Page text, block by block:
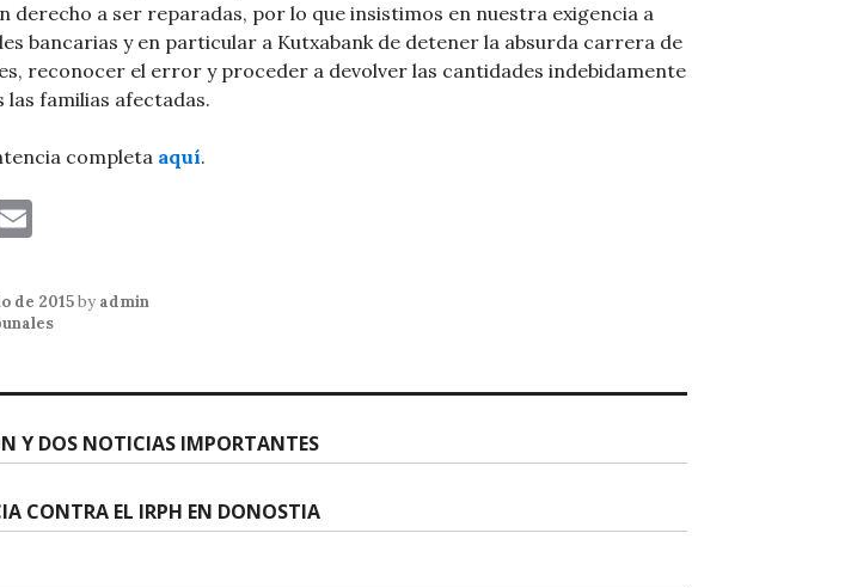
derecho a ser reparadas, por lo que insistimos en nuestra exigencia a
bancarias y en particular a Kutxabank de detener la absurda carrera de
reconocer el error y proceder a devolver las cantidades indebidamente
las familias afectadas.
completa aquí.
ai
l
de 2015by admin
Y DOS NOTICIAS IMPORTANTES
CONTRA EL IRPH EN DONOSTIA